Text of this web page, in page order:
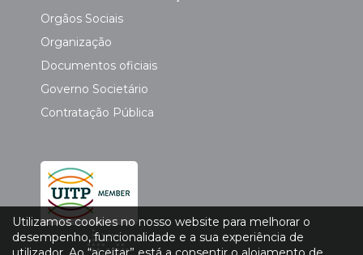
Orgãos Sociais
Organização
Documentos oficiais
Governo Societário
Contratação Pública
Utilizamos cookies no nosso website para melhorar o
desempenho, funcionalidade e a sua experiência de